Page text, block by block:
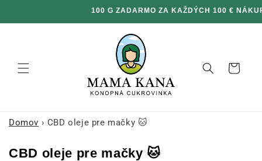
na obsah
100 G ZADARMO ZA KAŽDÝCH 100 €
Košík
Domov › CBD oleje pre mačky 🐱
K
CBD oleje pre mačky 🐱